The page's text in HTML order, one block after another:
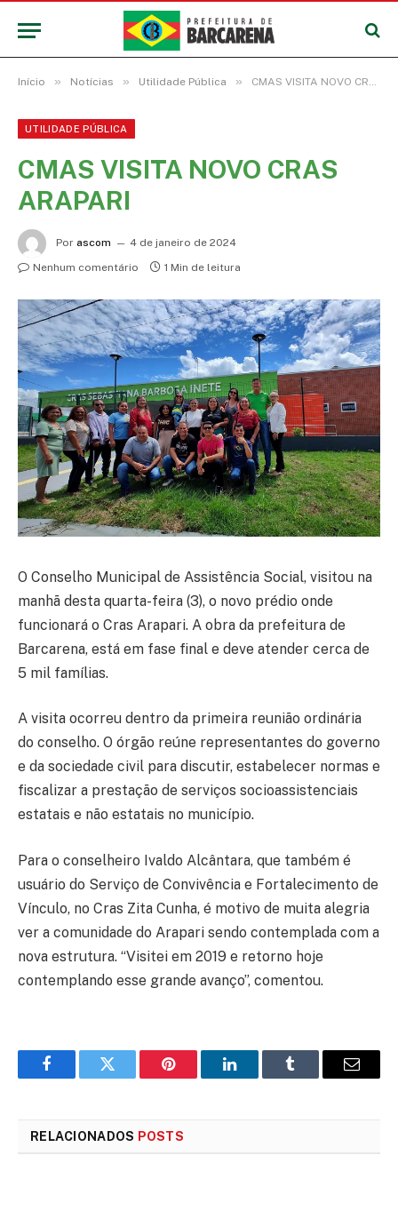
Início » Notícias » Utilidade Pública » CMAS VISITA NOVO CRAS ARAPARI
UTILIDADE PÚBLICA
CMAS VISITA NOVO CRAS
ARAPARI
Por ascom
4 de janeiro de 2024
Nenhum comentário
1 Min de leitura
O Conselho Municipal de Assistência Social, visitou na
manhã desta quarta-feira (3), o novo prédio onde
funcionará o Cras Arapari. A obra da prefeitura de
Barcarena, está em fase final e deve atender cerca de
5 mil famílias.
A visita ocorreu dentro da primeira reunião ordinária
do conselho. O órgão reúne representantes do governo
e da sociedade civil para discutir, estabelecer normas e
fiscalizar a prestação de serviços socioassistenciais
estatais e não estatais no município.
Para o conselheiro Ivaldo Alcântara, que também é
usuário do Serviço de Convivência e Fortalecimento de
Vínculo, no Cras Zita Cunha, é motivo de muita alegria
ver a comunidade do Arapari sendo contemplada com a
nova estrutura. “Visitei em 2019 e retorno hoje
contemplando esse grande avanço”, comentou.
FacebookTwitter Pinterest LinkedInTumblr
E-
RELACIONADOS POSTS